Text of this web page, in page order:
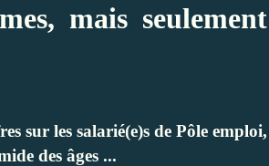
mais seulement
sur les salarié(e)s de Pôle emploi,
des âges ...